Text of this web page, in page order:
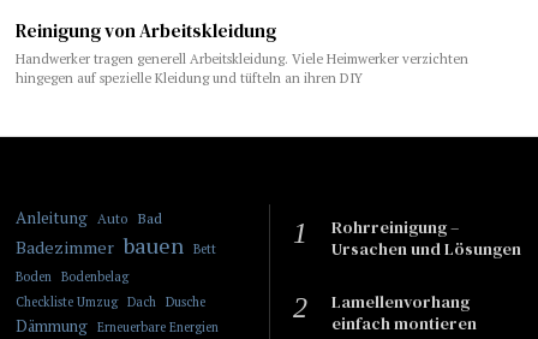
Reinigung von Arbeitskleidung
Handwerker tragen generell Arbeitskleidung. Viele Heimwerker verzichten
hingegen auf spezielle Kleidung und tüfteln an ihren DIY
Anleitung Auto Bad
Badezimmer bauen
Bett
Boden
Bodenbelag
Checkliste Umzug Dach Dusche
Dämmung
Erneuerbare Energien
Rohrreinigung –
Ursachen und Lösungen
Lamellenvorhang
einfach montieren